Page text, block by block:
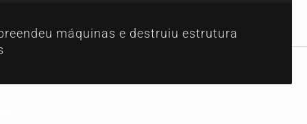
máquinas e destruiu estrutura